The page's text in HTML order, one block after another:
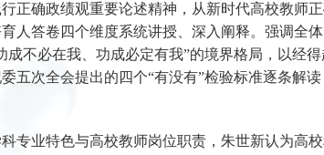
正确政绩观重要论述精神，从新时代高校教师
人答卷四个维度系统讲授、深入阐释。强调全
成不必在我、功成必定有我”的境界格局，以经
五次全会提出的四个“有没有”检验标准逐条解
专业特色与高校教师岗位职责，朱世新认为高